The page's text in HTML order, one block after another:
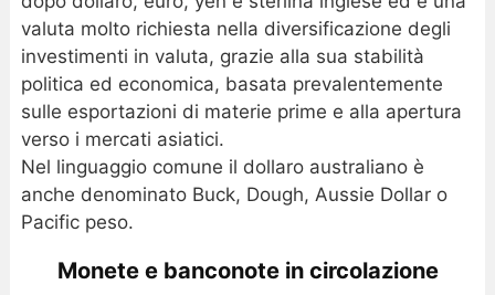
valuta molto richiesta nella diversificazione degli
investimenti in valuta, grazie alla sua stabilità
politica ed economica, basata prevalentemente
sulle esportazioni di materie prime e alla apertura
verso i mercati asiatici.
Nel linguaggio comune il dollaro australiano è
anche denominato Buck, Dough, Aussie Dollar o
Pacific peso.
Monete e banconote in circolazione